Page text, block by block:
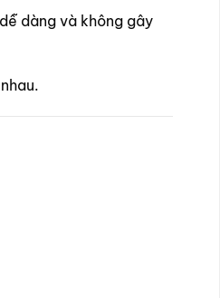
dàng và không gây